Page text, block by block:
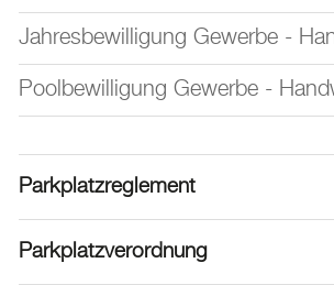
Jahresbewilligung Gewerbe -
Poolbewilligung Gewerbe -
Parkplatzreglement
Parkplatzverordnung